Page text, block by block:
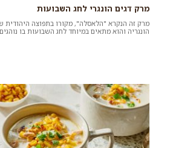
מרק דגים הונגרי לחג השבועות
מרק זה הנקרא "הלאסלה", מקורו בתפוצה היהודית
הונגריה והוא מתאים במיוחד לחג השבועות בו נוהגים